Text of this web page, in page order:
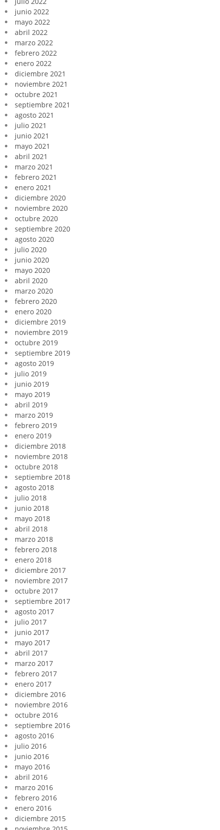
junio 2022
mayo 2022
abril 2022
marzo 2022
febrero 2022
enero 2022
diciembre 2021
noviembre 2021
octubre 2021
septiembre 2021
agosto 2021
julio 2021
junio 2021
mayo 2021
abril 2021
marzo 2021
febrero 2021
enero 2021
diciembre 2020
noviembre 2020
octubre 2020
septiembre 2020
agosto 2020
julio 2020
junio 2020
mayo 2020
abril 2020
marzo 2020
febrero 2020
enero 2020
diciembre 2019
noviembre 2019
octubre 2019
septiembre 2019
agosto 2019
julio 2019
junio 2019
mayo 2019
abril 2019
marzo 2019
febrero 2019
enero 2019
diciembre 2018
noviembre 2018
octubre 2018
septiembre 2018
agosto 2018
julio 2018
junio 2018
mayo 2018
abril 2018
marzo 2018
febrero 2018
enero 2018
diciembre 2017
noviembre 2017
octubre 2017
septiembre 2017
agosto 2017
julio 2017
junio 2017
mayo 2017
abril 2017
marzo 2017
febrero 2017
enero 2017
diciembre 2016
noviembre 2016
octubre 2016
septiembre 2016
agosto 2016
julio 2016
junio 2016
mayo 2016
abril 2016
marzo 2016
febrero 2016
enero 2016
diciembre 2015